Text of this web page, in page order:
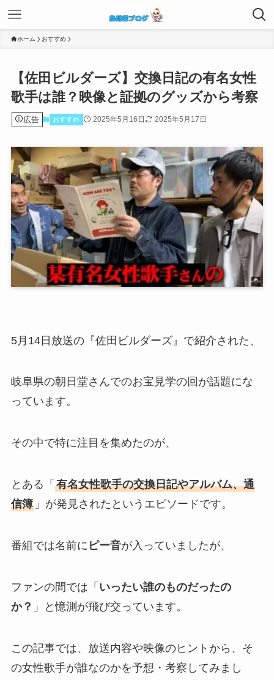
ホーム おすすめ
【佐田ビルダーズ】交換日記の有名女性
歌手は誰？映像と証拠のグッズから考察
広告 おすすめ 2025年5月16日 2025年5月17日
5月14日放送の『佐田ビルダーズ』で紹介された、
岐阜県の朝日堂さんでのお宝見学の回が話題にな
っています。
その中で特に注目を集めたのが、
とある「 有名女性歌手の交換日記やアルバム、通
信簿」が発見されたというエピソードです。
番組では名前に ピー音が入っていましたが、
ファンの間では「 いったい誰のものだったの
か？ 」と憶測が飛び交っています。
この記事では、放送内容や映像のヒントから、そ
の女性歌手が誰なのかを予想・考察してみまし